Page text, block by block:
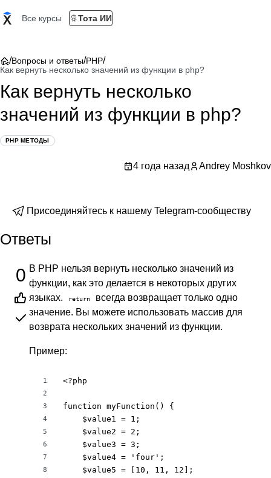
Все курсы Тота ИИ
/Вопросы и ответы/PHP/
Как вернуть несколько значений из функции в php?
Как вернуть несколько
значений из функции в php?
PHP МЕТОДЫ
4 года назад Andrey Moshkov
Присоединяйтесь к нашему Telegram-сообществу
Ответы
0 В PHP нельзя вернуть несколько значений из
функции, как это делается в некоторых других
языках.
return
всегда возвращает только одно
значение. Вы можете использовать массив для
возврата нескольких значений из функции.
Пример:
1
2
3
4
5
6
7
8
<?php
function myFunction() {
    $value1 = 1;
    $value2 = 2;
    $value3 = 3;
    $value4 = 'four';
    $value5 = [10, 11, 12];